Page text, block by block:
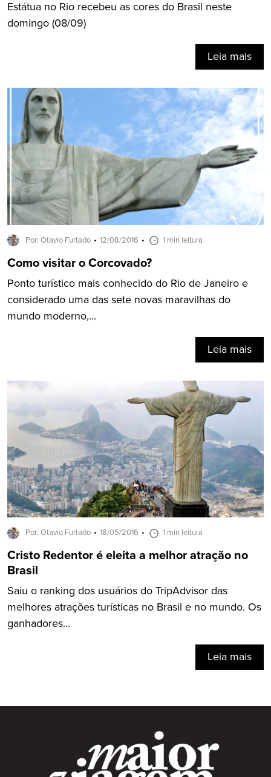
Estátua no Rio recebeu as cores do Brasil neste
domingo (08/09)
Leia mais
Por: Otavio Furtado 12/08/2016 1 min leitura
Como visitar o Corcovado?
Ponto turístico mais conhecido do Rio de Janeiro e
considerado uma das sete novas maravilhas do
mundo moderno,...
Leia mais
Por: Otavio Furtado 18/05/2016 1 min leitura
Cristo Redentor é eleita a melhor atração no
Brasil
Saiu o ranking dos usuários do TripAdvisor das
melhores atrações turísticas no Brasil e no mundo. Os
ganhadores...
Leia mais